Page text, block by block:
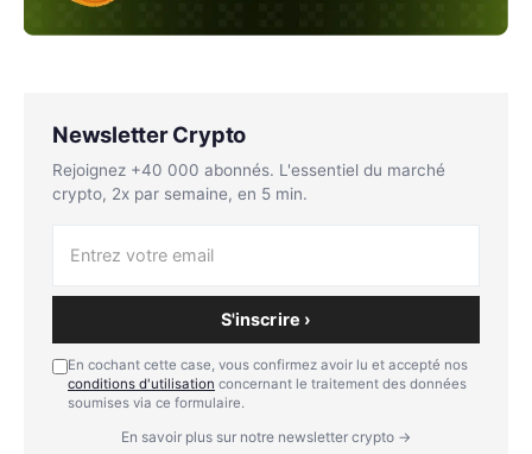
Newsletter Crypto
Rejoignez +40 000 abonnés. L'essentiel du marché
crypto, 2x par semaine, en 5 min.
S'inscrire ›
En cochant cette case, vous confirmez avoir lu et accepté nos
conditions d'utilisation concernant le traitement des données
soumises via ce formulaire.
En savoir plus sur notre newsletter crypto →